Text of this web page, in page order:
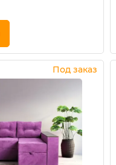
Под заказ